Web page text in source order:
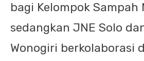
bagi Kelompok Sampah
sedangkan JNE Solo
Wonogiri berkolaborasi